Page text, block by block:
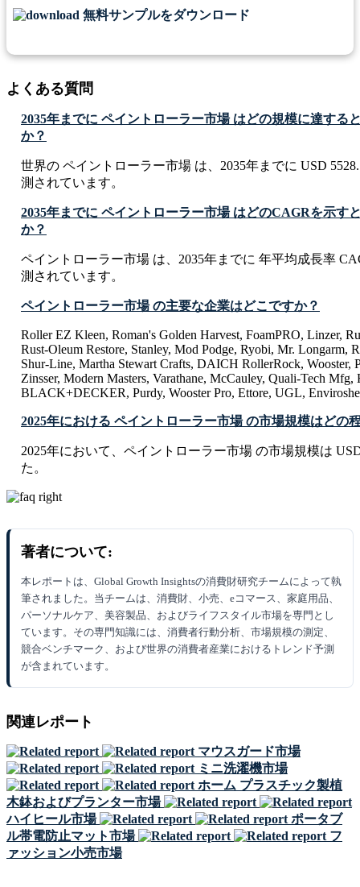
無料サンプルをダウンロード
よくある質問
2035年までに ペイントローラー市場 はどの規模に達する
か？
世界の ペイントローラー市場 は、2035年までに USD
測されています。
2035年までに ペイントローラー市場 はどのCAGRを示す
か？
ペイントローラー市場 は、2035年までに 年平均成長率
測されています。
ペイントローラー市場 の主要な企業はどこですか？
Roller EZ Kleen, Roman's Golden Harvest, FoamPRO, Linzer,
Rust-Oleum Restore, Stanley, Mod Podge, Ryobi, Mr. Longarm,
Shur-Line, Martha Stewart Crafts, DAICH RollerRock, Wooster,
Zinsser, Modern Masters, Varathane, McCauley, Quali-Tech Mfg,
BLACK+DECKER, Purdy, Wooster Pro, Ettore, UGL,
2025年における ペイントローラー市場 の市場規模はどの
2025年において、ペイントローラー市場 の市場規模は
た。
著者について:
本レポートは、Global Growth Insightsの消費財研究チームによって執
筆されました。当チームは、消費財、小売、eコマース、家庭用品、
パーソナルケア、美容製品、およびライフスタイル市場を専門とし
ています。その専門知識には、消費者行動分析、市場規模の測定、
競合ベンチマーク、および世界の消費者産業におけるトレンド予測
が含まれています。
関連レポート
マウスガード市場
ミニ洗濯機市場
ホーム プラスチック製植
木鉢およびプランター市場
ハイヒール市場
ポータブ
ル帯電防止マット市場
フ
ァッション小売市場